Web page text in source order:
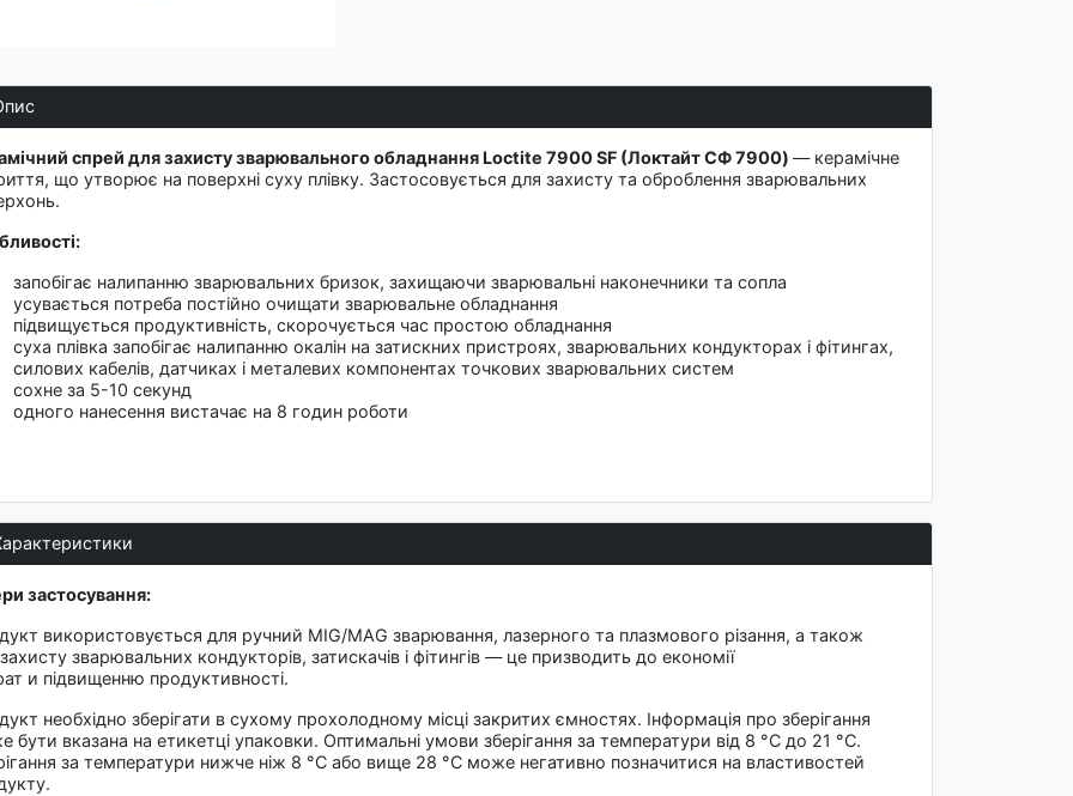
спрей для захисту зварювального обладнання Loctite 7900 SF (Локтайт СФ 7900) — керамічне
що утворює на поверхні суху плівку. Застосовується для захисту та оброблення зварювальних
запобігає налипанню зварювальних бризок, захищаючи зварювальні наконечники та сопла
усувається потреба постійно очищати зварювальне обладнання
підвищується продуктивність, скорочується час простою обладнання
суха плівка запобігає налипанню окалін на затискних пристроях, зварювальних кондукторах і фітингах,
силових кабелів, датчиках і металевих компонентах точкових зварювальних систем
сохне за 5-10 секунд
одного нанесення вистачає на 8 годин роботи
застосування:
використовується для ручний MIG/MAG зварювання, лазерного та плазмового різання, а також
зварювальних кондукторів, затискачів і фітингів — це призводить до економії
и підвищенню продуктивності.
необхідно зберігати в сухому прохолодному місці закритих ємностях. Інформація про зберігання
бути вказана на етикетці упаковки. Оптимальні умови зберігання за температури від 8 °C до 21 °C.
за температури нижче ніж 8 °C або вище 28 °C може негативно позначитися на властивостей